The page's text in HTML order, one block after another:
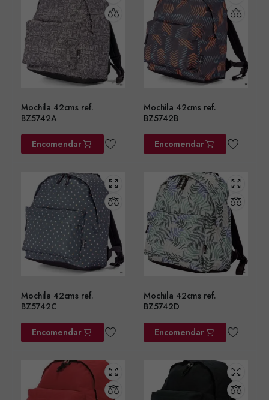
Mochila 42cms ref.
BZ5742A
Encomendar
Mochila 42cms ref.
BZ5742B
Encomendar
Mochila 42cms ref.
BZ5742C
Encomendar
Mochila 42cms ref.
BZ5742D
Encomendar